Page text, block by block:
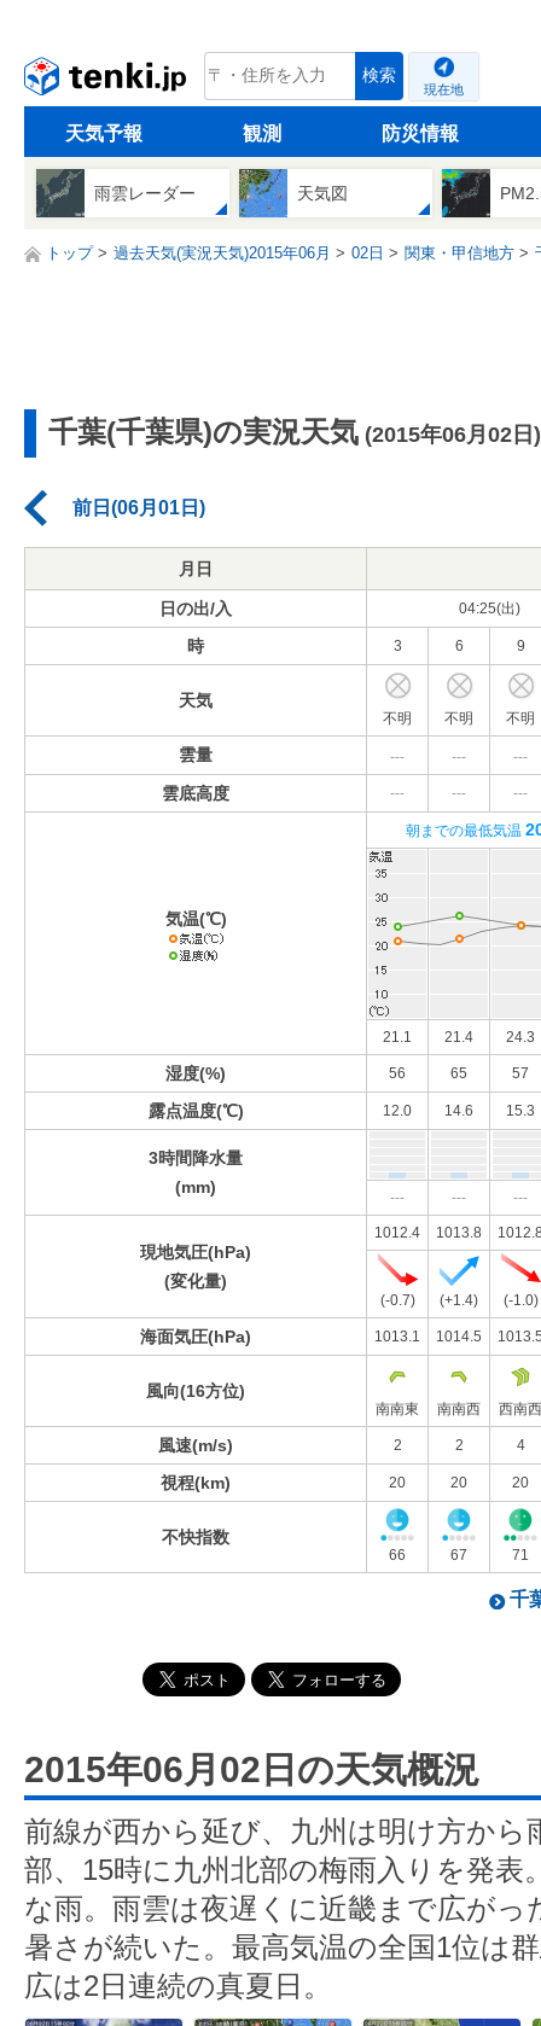
tenki.jp 検索
現在地
天気予報 観測 防災情報
雨雲レーダー 天気図
トップ 過去天気(実況天気)2015年06月 02日 関東・甲信地方
千葉(千葉県)の実況天気 (2015年06月02日)
前日(06月01日)
月日
日の出/入 04:25(出)
時 3 6 9
天気
不明 不明 不明
雲量 --- --- ---
雲底高度 --- --- ---
気温(℃)
朝までの最低気温
21.1 21.4 24.3
湿度(%) 56 65 57
露点温度(℃) 12.0 14.6 15.3
3時間降水量
(mm)
--- --- ---
現地気圧(hPa)
(変化量)
1012.4 1013.8
(-0.7) (+1.4) (-1.0)
海面気圧(hPa) 1013.1 1014.5
風向(16方位)
南南東 南南西 西南西
風速(m/s) 2 2 4
視程(km) 20 20 20
不快指数
66 67 71
千
2015年06月02日の天気概況
前線が西から延び、九州は明け方から
部、15時に九州北部の梅雨入りを発表
な雨。雨雲は夜遅くに近畿まで広がっ
暑さが続いた。最高気温の全国1位は
広は2日連続の真夏日。